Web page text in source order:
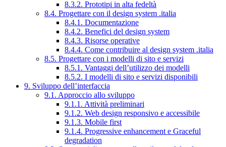
8.3.2. Prototipi in alta fedeltà
8.4. Progettare con il design system .italia
8.4.1. Documentazione
8.4.2. Benefici del design system
8.4.3. Risorse operative
8.4.4. Come contribuire al design system .italia
8.5. Progettare con i modelli di sito e servizi
8.5.1. Vantaggi dell’utilizzo dei modelli
8.5.2. I modelli di sito e servizi disponibili
9. Sviluppo dell’interfaccia
9.1. Approccio allo sviluppo
9.1.1. Attività preliminari
9.1.2. Web design responsivo e accessibile
9.1.3. Mobile first
9.1.4. Progressive enhancement e Graceful
degradation